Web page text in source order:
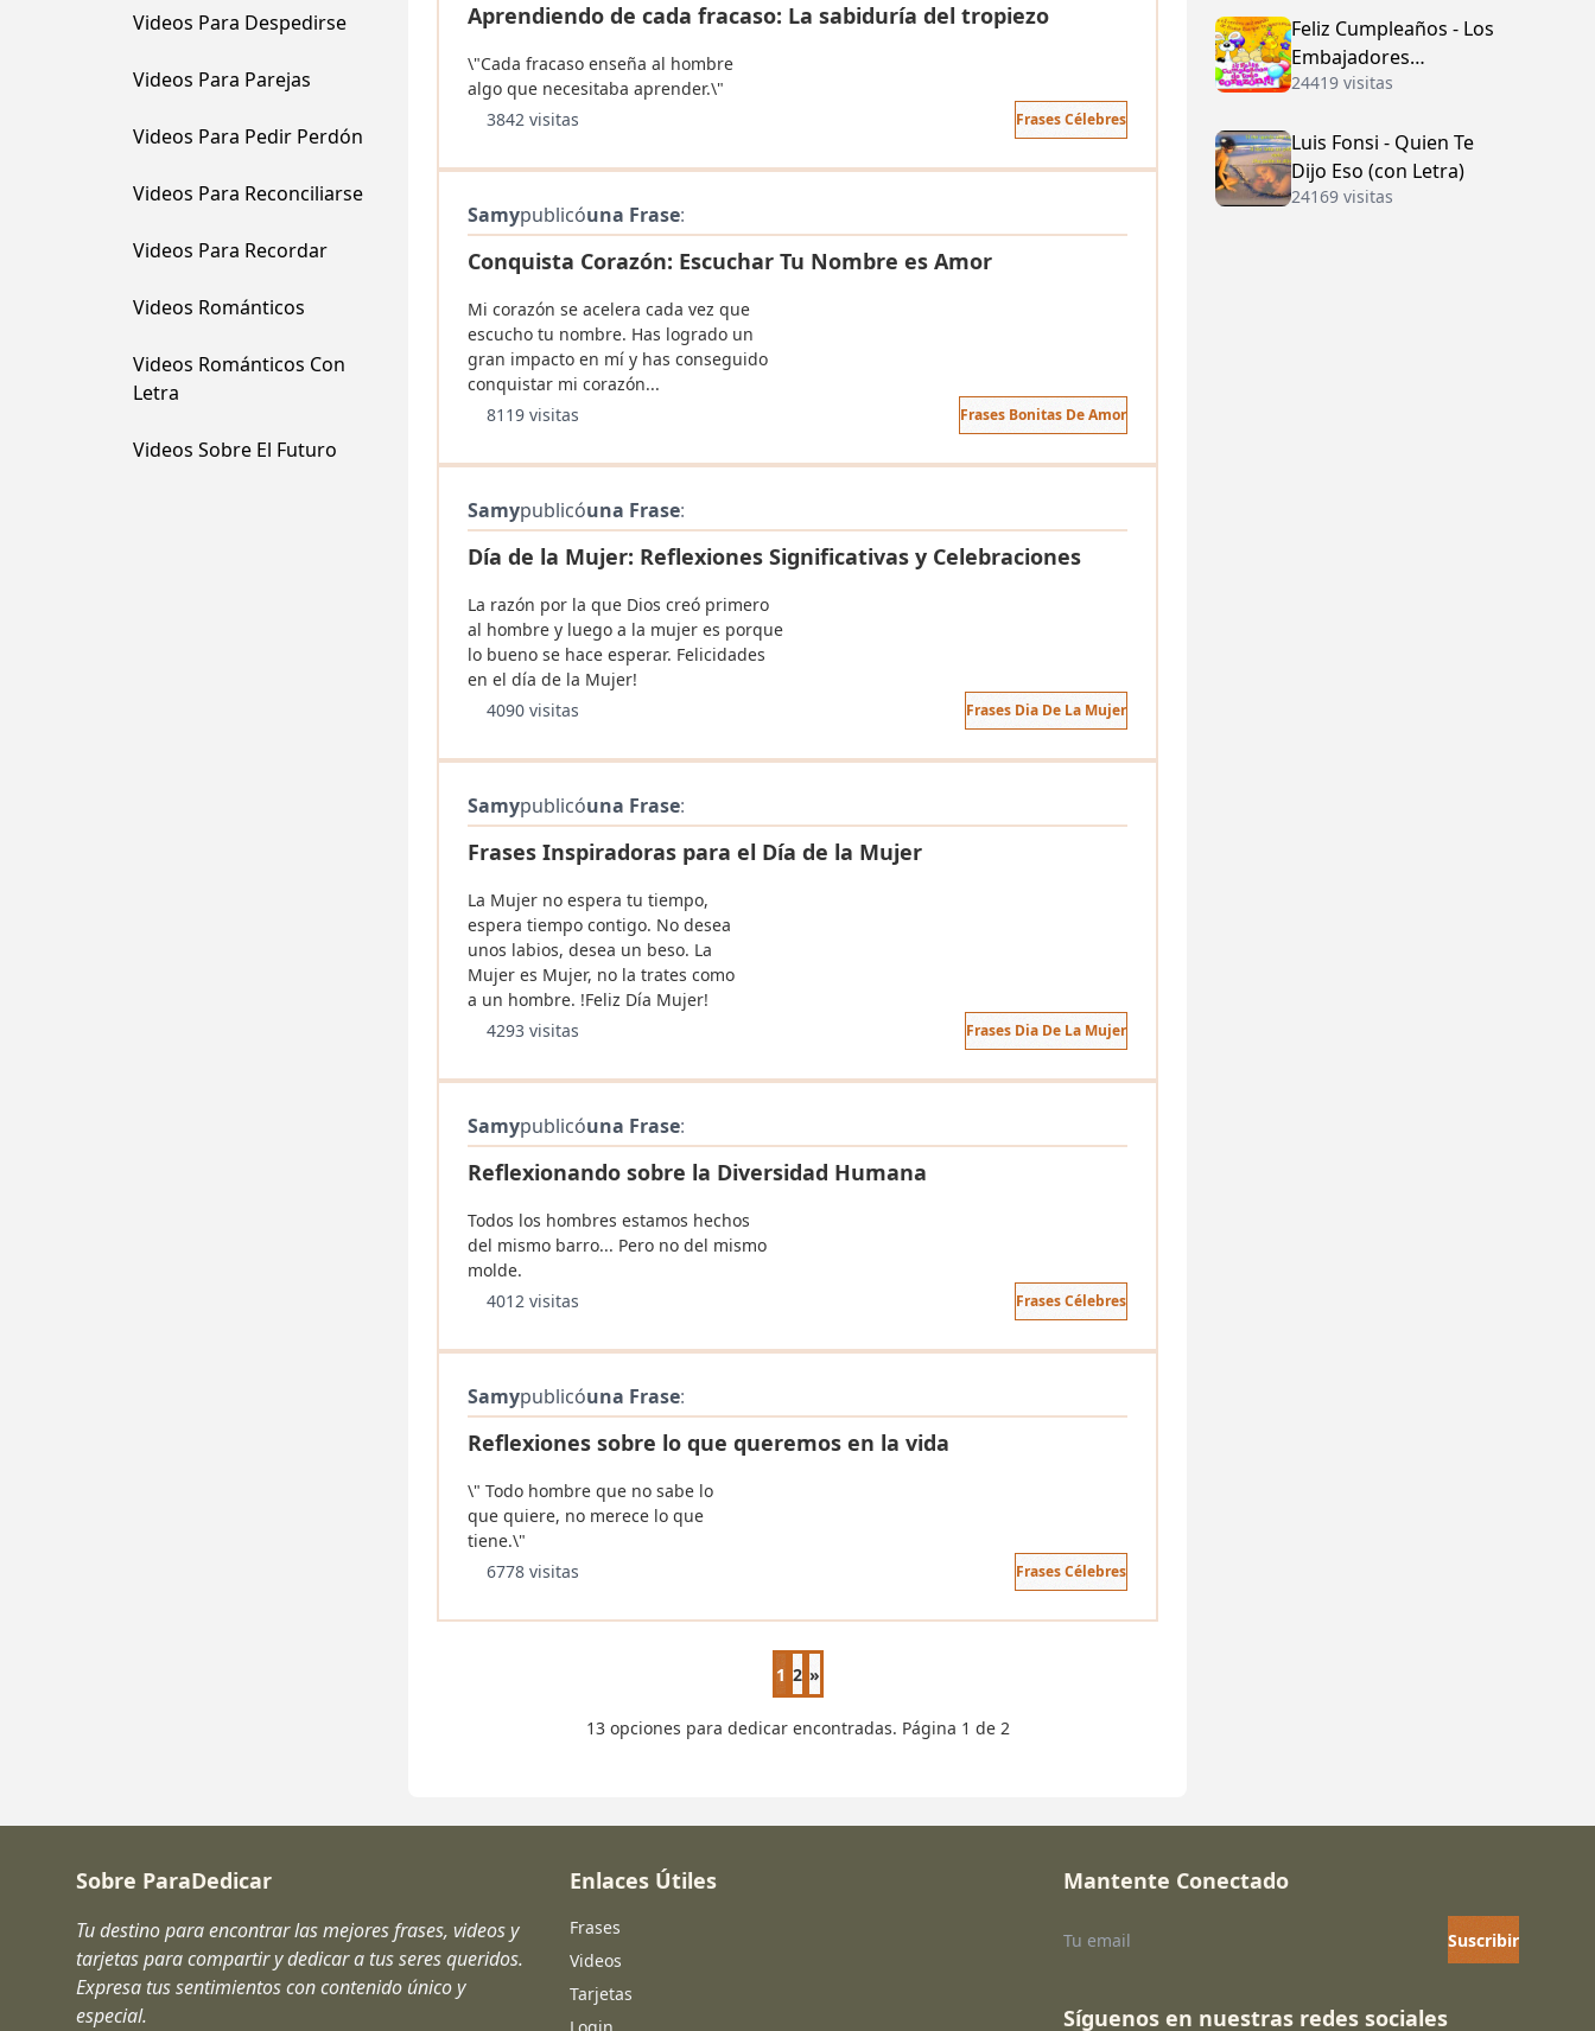
Videos Para Despedirse
Videos Para Parejas
Videos Para Pedir Perdón
Videos Para Reconciliarse
Videos Para Recordar
Videos Románticos
Videos Románticos Con
Letra
Videos Sobre El Futuro
Aprendiendo de cada fracaso: La sabiduría del tropiezo
\"Cada fracaso enseña al hombre
algo que necesitaba aprender.\"
3842 visitas
Frases Célebres
Samypublicóuna Frase:
Conquista Corazón: Escuchar Tu Nombre es Amor
Mi corazón se acelera cada vez que
escucho tu nombre. Has logrado un
gran impacto en mí y has conseguido
conquistar mi corazón...
8119 visitas
Frases Bonitas De Amor
Samypublicóuna Frase:
Día de la Mujer: Reflexiones Significativas y Celebraciones
La razón por la que Dios creó primero
al hombre y luego a la mujer es porque
lo bueno se hace esperar. Felicidades
en el día de la Mujer!
4090 visitas
Frases Dia De La Mujer
Samypublicóuna Frase:
Frases Inspiradoras para el Día de la Mujer
La Mujer no espera tu tiempo,
espera tiempo contigo. No desea
unos labios, desea un beso. La
Mujer es Mujer, no la trates como
a un hombre. !Feliz Día Mujer!
4293 visitas
Frases Dia De La Mujer
Samypublicóuna Frase:
Reflexionando sobre la Diversidad Humana
Todos los hombres estamos hechos
del mismo barro... Pero no del mismo
molde.
4012 visitas
Frases Célebres
Samypublicóuna Frase:
Reflexiones sobre lo que queremos en la vida
\" Todo hombre que no sabe lo
que quiere, no merece lo que
tiene.\"
6778 visitas
Frases Célebres
1 2 Página siguiente
»
13 opciones para dedicar encontradas. Página 1 de 2
Feliz Cumpleaños - Los
Embajadores
Vallenatos (con Letra)
24419 visitas
Luis Fonsi - Quien Te
Dijo Eso (con Letra)
24169 visitas
Sobre ParaDedicar
Tu destino para encontrar las mejores frases, videos y
tarjetas para compartir y dedicar a tus seres queridos.
Expresa tus sentimientos con contenido único y
especial.
Enlaces Útiles
Frases
Videos
Tarjetas
Mantente Conectado
Suscribir
Síguenos en nuestras redes sociales